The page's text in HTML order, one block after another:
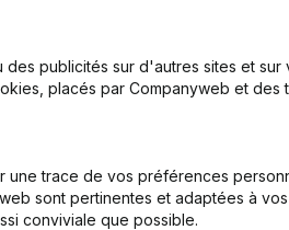
publicités sur d'autres sites et sur
placés par Companyweb et des
trace de vos préférences
sont pertinentes et adaptées à
conviviale que possible.